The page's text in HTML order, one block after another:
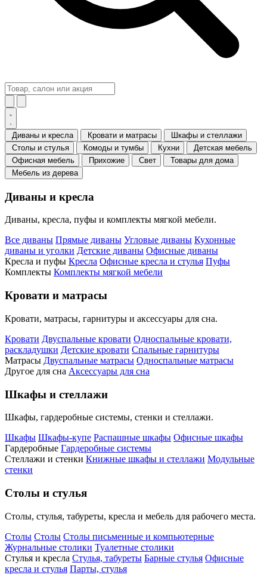
Диваны и кресла Кровати и матрасы
Шкафы и стеллажи
Столы и стулья
Комоды и тумбы Кухни
Детская мебель
Офисная мебель
Прихожие Свет
Товары для дома
Мебель из дерева
Диваны и кресла
Диваны, кресла, пуфы и комплекты мягкой мебели.
Все диваны Прямые диваны Угловые диваны Кухонные
диваны и уголки Детские диваны Офисные диваны
Кресла и пуфы Кресла Офисные кресла и стулья Пуфы
Комплекты Комплекты мягкой мебели
Кровати и матрасы
Кровати, матрасы, гарнитуры и аксессуары для сна.
Кровати Двуспальные кровати Односпальные кровати,
раскладушки Детские кровати Спальные гарнитуры
Матрасы Двуспальные матрасы Односпальные матрасы
Другое для сна Аксессуары для сна
Шкафы и стеллажи
Шкафы, гардеробные системы, стенки и стеллажи.
Шкафы Шкафы-купе Распашные шкафы Офисные шкафы
Гардеробные Гардеробные системы
Стеллажи и стенки Книжные шкафы и стеллажи Модульные
стенки
Столы и стулья
Столы, стулья, табуреты, кресла и мебель для рабочего места.
Столы Столы Столы письменные и компьютерные
Журнальные столики Туалетные столики
Стулья и кресла Стулья, табуреты Барные стулья Офисные
кресла и стулья Парты, стулья